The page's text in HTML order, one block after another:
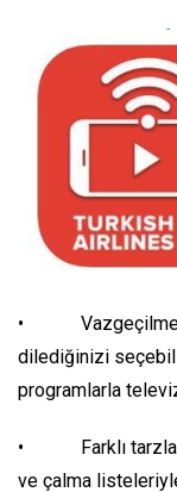
• Vazgeçilmez
dilediğinizi
programlarla
• Farklı
ve çalma